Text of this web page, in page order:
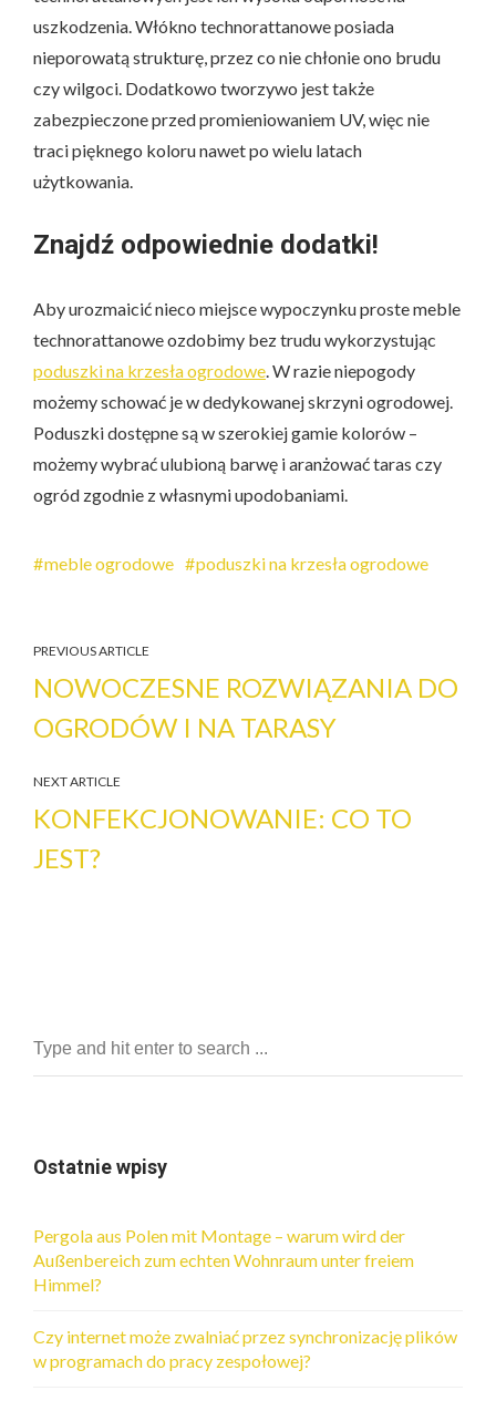
uszkodzenia. Włókno technorattanowe posiada
nieporowatą strukturę, przez co nie chłonie ono brudu
czy wilgoci. Dodatkowo tworzywo jest także
zabezpieczone przed promieniowaniem UV, więc nie
traci pięknego koloru nawet po wielu latach
użytkowania.
Znajdź odpowiednie dodatki!
Aby urozmaicić nieco miejsce wypoczynku proste meble
technorattanowe ozdobimy bez trudu wykorzystując
poduszki na krzesła ogrodowe. W razie niepogody
możemy schować je w dedykowanej skrzyni ogrodowej.
Poduszki dostępne są w szerokiej gamie kolorów –
możemy wybrać ulubioną barwę i aranżować taras czy
ogród zgodnie z własnymi upodobaniami.
meble ogrodowe poduszki na krzesła ogrodowe
PREVIOUS ARTICLE
NOWOCZESNE ROZWIĄZANIA DO
OGRODÓW I NA TARASY
NEXT ARTICLE
KONFEKCJONOWANIE: CO TO
JEST?
Ostatnie wpisy
Pergola aus Polen mit Montage – warum wird der
Außenbereich zum echten Wohnraum unter freiem
Himmel?
Czy internet może zwalniać przez synchronizację plików
w programach do pracy zespołowej?